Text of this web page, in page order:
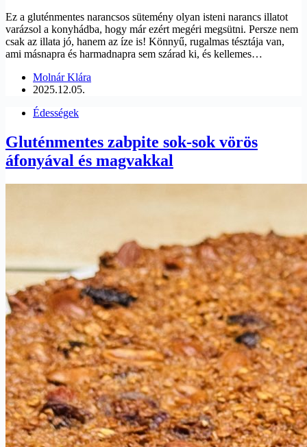
Ez a gluténmentes narancsos sütemény olyan isteni narancs illatot
varázsol a konyhádba, hogy már ezért megéri megsütni. Persze nem
csak az illata jó, hanem az íze is! Könnyű, rugalmas tésztája van,
ami másnapra és harmadnapra sem szárad ki, és kellemes…
Molnár Klára
2025.12.05.
Édességek
Gluténmentes zabpite sok-sok vörös
áfonyával és magvakkal